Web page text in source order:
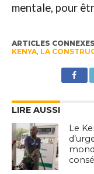
mentale, pour
ARTICLES CONNEXES
KENYA, LA
LIRE AUSSI
Le